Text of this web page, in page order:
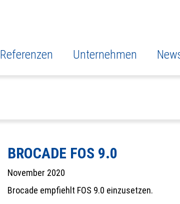
Referenzen Unternehmen
BROCADE FOS 9.0
November 2020
Brocade empfiehlt FOS 9.0 einzusetzen.